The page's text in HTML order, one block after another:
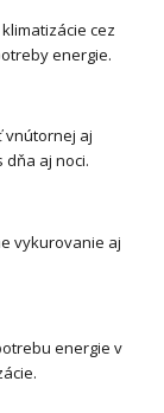
cez
energie.
vnútornej aj
aj noci.
vykurovanie aj
energie v